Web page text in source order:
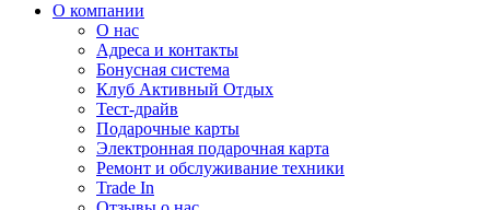
О компании
О нас
Адреса и контакты
Бонусная система
Клуб Активный Отдых
Тест-драйв
Подарочные карты
Электронная подарочная карта
Ремонт и обслуживание техники
Trade In